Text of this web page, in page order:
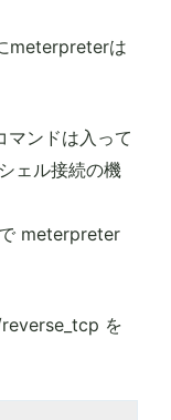
meterpreterは
マンドは入って
ェル接続の機
meterpreter
を